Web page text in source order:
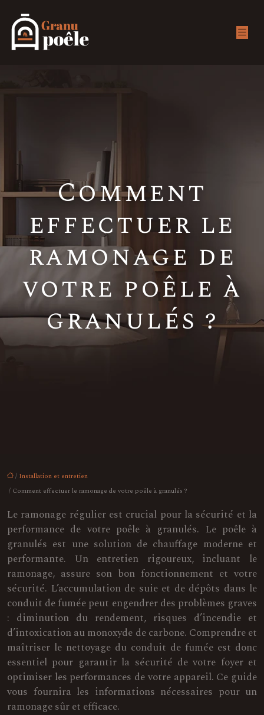
Comment
effectuer le
ramonage de
votre poêle à
granulés ?
/ Installation et entretien
/ Comment effectuer le ramonage de votre poêle à granulés ?
Le ramonage régulier est crucial pour la sécurité et la
performance de votre poêle à granulés. Le poêle à
granulés est une solution de chauffage moderne et
performante. Un entretien rigoureux, incluant le
ramonage, assure son bon fonctionnement et votre
sécurité. L’accumulation de suie et de dépôts dans le
conduit de fumée peut engendrer des problèmes graves
: diminution du rendement, risques d’incendie et
d’intoxication au monoxyde de carbone. Comprendre et
maîtriser le nettoyage du conduit de fumée est donc
essentiel pour garantir la sécurité de votre foyer et
optimiser les performances de votre appareil. Ce guide
vous fournira les informations nécessaires pour un
ramonage sûr et efficace.